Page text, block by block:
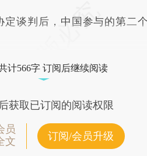
谈判后，中国参与的第二
计566字 订阅后继续阅读
获取已订阅的阅读权限
员
文
订阅/会员升级